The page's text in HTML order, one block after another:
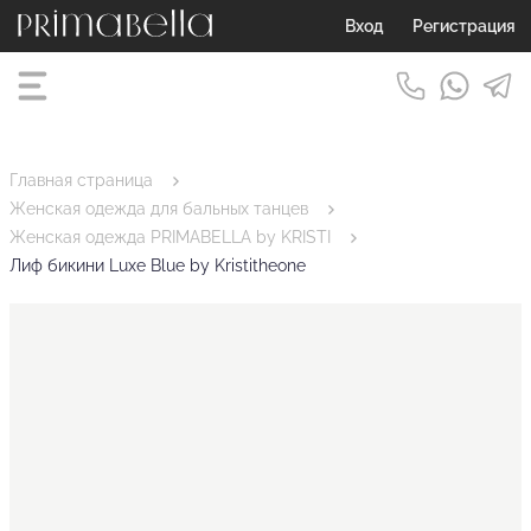
Вход Регистрация
Главная страница
Женская одежда для бальных танцев
Женская одежда PRIMABELLA by KRISTI
Лиф бикини Luxe Blue by Kristitheone